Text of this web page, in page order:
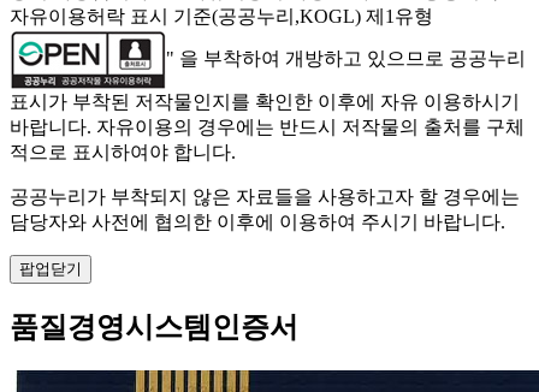
자유이용허락 표시 기준(공공누리,KOGL) 제1유형
" 을 부착하여 개방하고 있으므로 공공누리
표시가 부착된 저작물인지를 확인한 이후에 자유 이용하시기
바랍니다. 자유이용의 경우에는 반드시 저작물의 출처를 구체
적으로 표시하여야 합니다.
공공누리가 부착되지 않은 자료들을 사용하고자 할 경우에는
담당자와 사전에 협의한 이후에 이용하여 주시기 바랍니다.
팝업닫기
품질경영시스템인증서